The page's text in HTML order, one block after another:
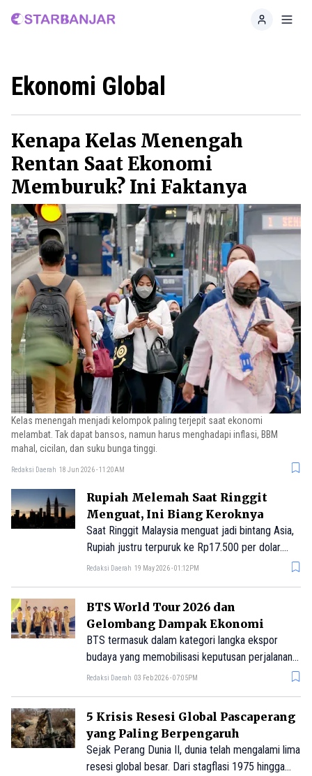
Home
Ekonomi Global
Kenapa Kelas Menengah
Rentan Saat Ekonomi
Memburuk? Ini Faktanya
Kelas menengah menjadi kelompok paling terjepit saat ekonomi
melambat. Tak dapat bansos, namun harus menghadapi inflasi, BBM
mahal, cicilan, dan suku bunga tinggi.
Redaksi Daerah 18 Jun 2026 - 11:20AM
Rupiah Melemah Saat Ringgit
Menguat, Ini Biang Keroknya
Saat Ringgit Malaysia menguat jadi bintang Asia,
Rupiah justru terpuruk ke Rp17.500 per dolar.
Kondisi ini mencerminkan perbedaan fundamental
Redaksi Daerah 19 May 2026 - 01:12PM
BTS World Tour 2026 dan
Gelombang Dampak Ekonomi
BTS termasuk dalam kategori langka ekspor
budaya yang memobilisasi keputusan perjalanan
internasional. Simak dampak besarnya bagi
Redaksi Daerah 03 Feb 2026 - 07:05PM
5 Krisis Resesi Global Pascaperang
yang Paling Berpengaruh
Sejak Perang Dunia II, dunia telah mengalami lima
resesi global besar. Dari stagflasi 1975 hingga